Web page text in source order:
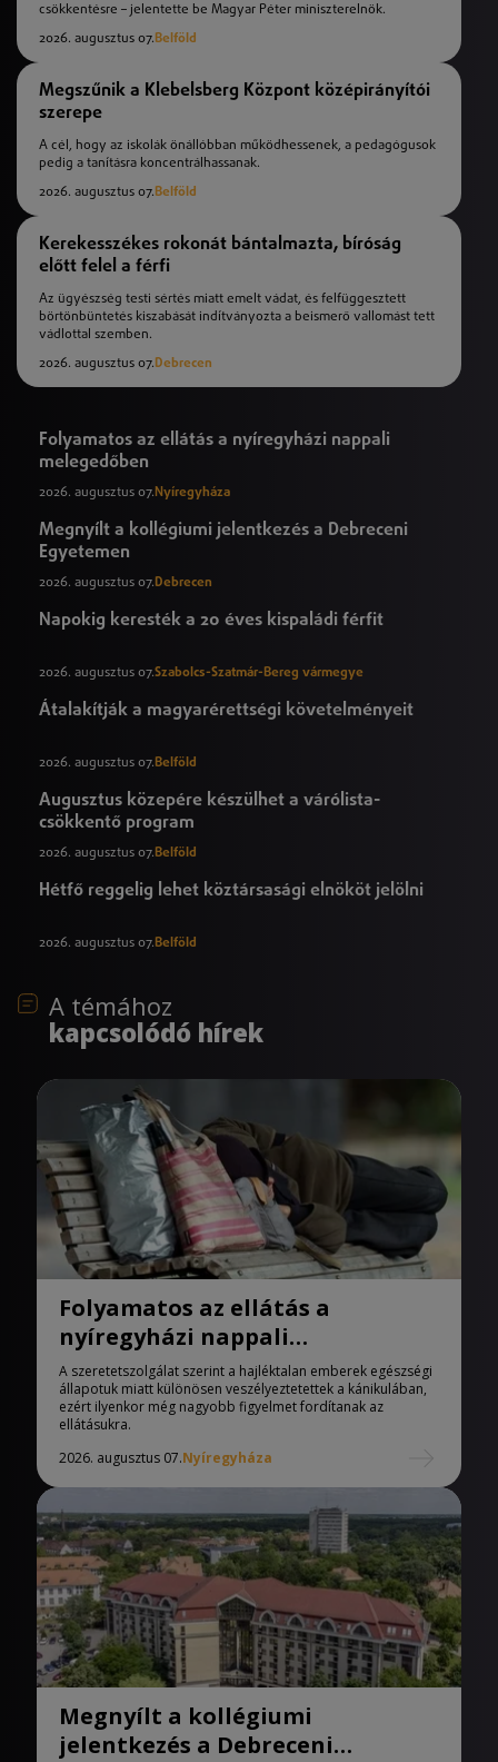
csökkentésre – jelentette be Magyar Péter miniszterelnök.
2026. augusztus 07.Belföld
Megszűnik a Klebelsberg Központ középirányítói
szerepe
A cél, hogy az iskolák önállóbban működhessenek, a pedagógusok
pedig a tanításra koncentrálhassanak.
2026. augusztus 07.Belföld
Kerekesszékes rokonát bántalmazta, bíróság
előtt felel a férfi
Az ügyészség testi sértés miatt emelt vádat, és felfüggesztett
börtönbüntetés kiszabását indítványozta a beismerő vallomást tett
vádlottal szemben.
2026. augusztus 07.Debrecen
Folyamatos az ellátás a nyíregyházi nappali
melegedőben
2026. augusztus 07. Nyíregyháza
Megnyílt a kollégiumi jelentkezés a Debreceni
Egyetemen
2026. augusztus 07.Debrecen
Napokig keresték a 20 éves kispaládi férfit
2026. augusztus 07.Szabolcs-Szatmár-Bereg vármegye
Átalakítják a magyarérettségi követelményeit
2026. augusztus 07.Belföld
Augusztus közepére készülhet a várólista-
csökkentő program
2026. augusztus 07.Belföld
Hétfő reggelig lehet köztársasági elnököt jelölni
2026. augusztus 07.Belföld
A témához
kapcsolódó hírek
Folyamatos az ellátás a
nyíregyházi nappali
melegedőben
A szeretetszolgálat szerint a hajléktalan emberek egészségi
állapotuk miatt különösen veszélyeztetettek a kánikulában,
ezért ilyenkor még nagyobb figyelmet fordítanak az
ellátásukra.
2026. augusztus 07.Nyíregyháza
Megnyílt a kollégiumi
jelentkezés a Debreceni